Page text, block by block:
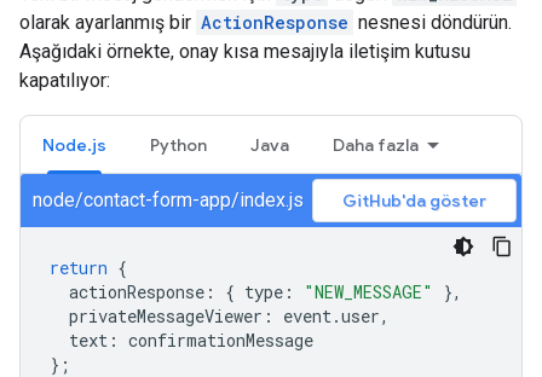
olarak ayarlanmış bir ActionResponse nesnesi döndürün.
Aşağıdaki örnekte, onay kısa mesajıyla iletişim kutusu
kapatılıyor:
Node.js Python Java Daha fazla
node/contact-form-app/index.js GitHub'da göster
return {
actionResponse : { type : "NEW_MESSAGE"
},
privateMessageViewer : event.user,
text : confirmationMessage
};